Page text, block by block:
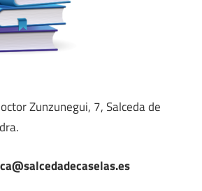
Zunzunegui, 7, Salceda de